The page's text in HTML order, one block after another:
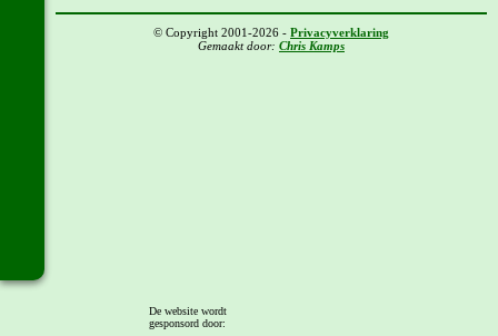
© Copyright 2001-2026 - Privacyverklaring
Gemaakt door: Chris Kamps
De website wordt
gesponsord door: